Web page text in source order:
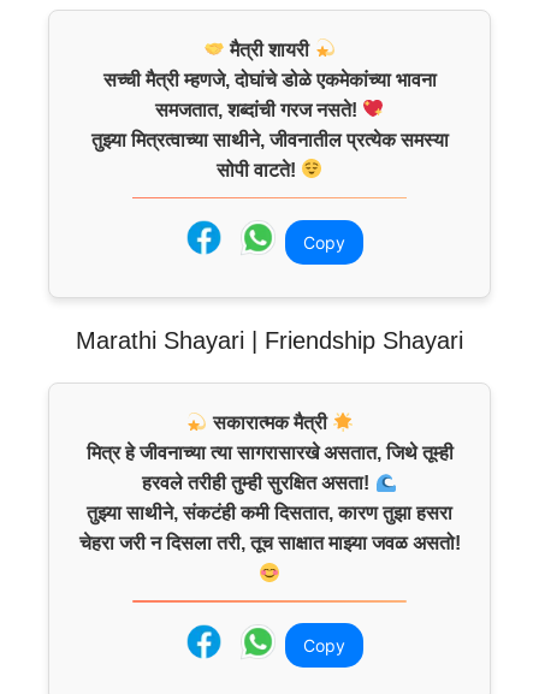
मैत्री शायरी
सच्ची मैत्री म्हणजे, दोघांचे डोळे एकमेकांच्या भावना
समजतात, शब्दांची गरज नसते!
तुझ्या मित्रत्वाच्या साथीने, जीवनातील प्रत्येक समस्या
सोपी वाटते!
Copy
Marathi Shayari | Friendship Shayari
सकारात्मक मैत्री
मित्र हे जीवनाच्या त्या सागरासारखे असतात, जिथे तूम्ही
हरवले तरीही तुम्ही सुरक्षित असता!
तुझ्या साथीने, संकटंही कमी दिसतात, कारण तुझा हसरा
चेहरा जरी न दिसला तरी, तूच साक्षात माझ्या जवळ असतो!
Copy